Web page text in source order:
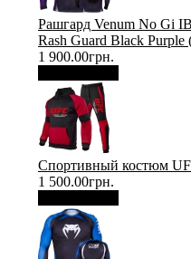
Рашгард Venum No Gi
Rash Guard Black
1 900.00грн.
Спортивный костюм
1 500.00грн.